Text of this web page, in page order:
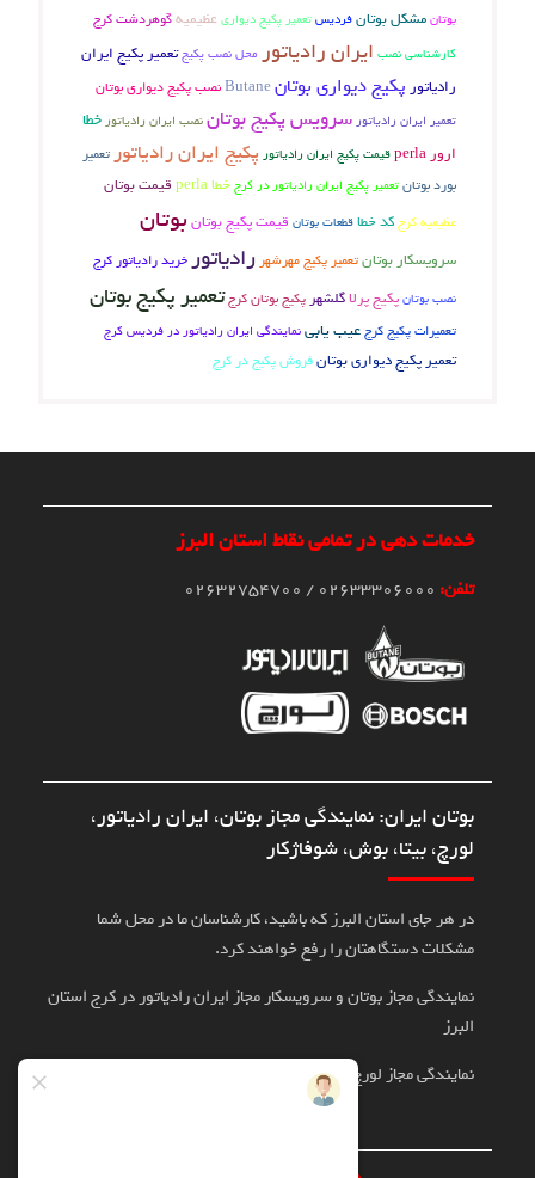
بوتانمشکل بوتانفردیستعمیر پکیج دیواریعظیمیهگوهردشت کرج
کارشناسی نصب ایران رادیاتور محل نصب پکیجتعمیر پکیج ایران
رادیاتور پکیج دیواری بوتانButaneنصب پکیج دیواری بوتان
تعمیر ایران رادیاتورسرویس پکیج بوتان نصب ایران رادیاتور خطا
ارور perla قیمت پکیج ایران رادیاتورپکیج ایران رادیاتورتعمیر
بورد بوتانتعمیر پکیج ایران رادیاتور در کرجخطا perla قیمت بوتان
عظیمیه کرجکد خطا قطعات بوتان قیمت پکیج بوتان بوتان
سرویسکار بوتانتعمیر پکیج مهرشهر رادیاتورخرید رادیاتور کرج
نصب بوتانپکیج پرلاگلشهرپکیج بوتان کرجتعمیر پکیج بوتان
تعمیرات پکیج کرجعیب یابینمایندگی ایران رادیاتور در فردیس کرج
تعمیر پکیج دیواری بوتانفروش پکیج در کرج
خدمات دهی در تمامی نقاط استان البرز
تلفن:
بوتان ایران: نمایندگی مجاز بوتان، ایران رادیاتور،
لورچ، بیتا، بوش، شوفاژکار
در هر جای استان البرز که باشید، کارشناسان ما در محل شما
مشکلات دستگاهتان را رفع خواهند کرد.
نمایندگی مجاز بوتان و سرویسکار مجاز ایران رادیاتور در کرج استان
البرز
نمایندگی مجاز لورچ، بوش، بیتا در کرج